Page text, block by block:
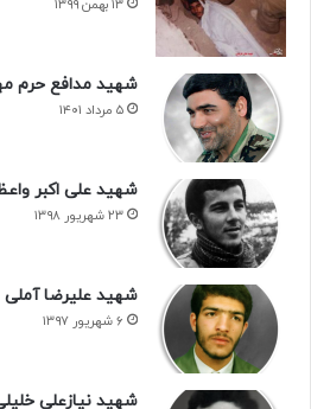
یاد همه
هدیه به
اللهم صل علی
عجل
۱۳ بهمن ۱۳۹۹
شهید مدافع حرم
۵ مرداد ۱۴۰۱
شهید علی اکبر
۲۳ شهریور ۱۳۹۸
شهید علیرضا آملی
۶ شهریور ۱۳۹۷
شهید نیازعلی